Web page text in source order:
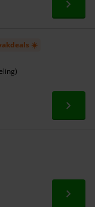
Ga
☀️
Ga
Ga